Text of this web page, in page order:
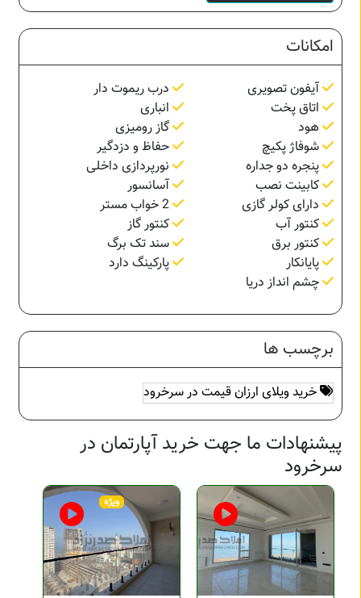
امکانات
آیفون تصویری
درب ریموت دار
اتاق پخت
انباری
هود
گاز رومیزی
شوفاژ پکیچ
حفاظ و دزدگیر
پنجره دو جداره
نورپردازی داخلی
کابینت نصب
آسانسور
دارای کولر گازی
2 خواب مستر
کنتور آب
کنتور گاز
کنتور برق
سند تک برگ
پایانکار
پارکینگ دارد
چشم انداز دریا
برچسب ها
خرید ویلای ارزان قیمت در سرخرود
پیشنهادات ما جهت خرید آپارتمان در
سرخرود
ویژه